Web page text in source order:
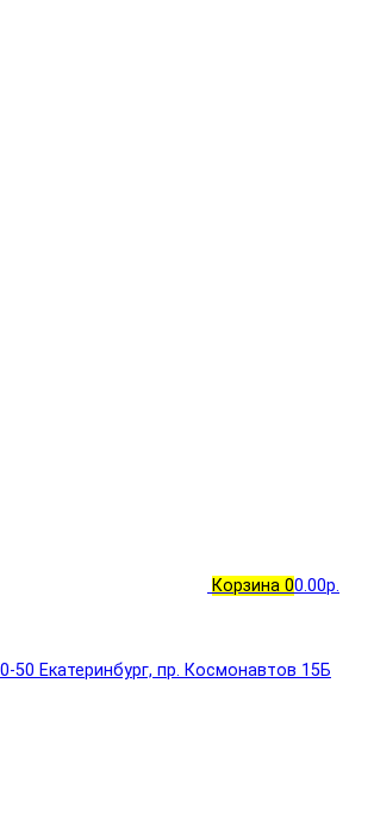
Корзина 00.00р.
50 Екатеринбург, пр. Космонавтов 15Б